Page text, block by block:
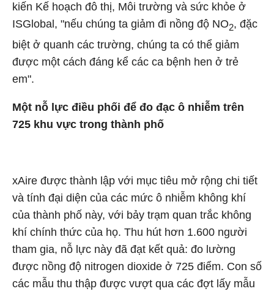
kiến Kế hoạch đô thị, Môi trường và sức khỏe ở
ISGlobal, "nếu chúng ta giảm đi nồng độ NO2, đặc
biệt ở quanh các trường, chúng ta có thể giảm
được một cách đáng kể các ca bệnh hen ở trẻ
em".
Một nỗ lực điều phối để đo đạc ô nhiễm trên
725 khu vực trong thành phố
xAire được thành lập với mục tiêu mở rộng chi tiết
và tính đại diện của các mức ô nhiễm không khí
của thành phố này, với bảy trạm quan trắc không
khí chính thức của họ. Thu hút hơn 1.600 người
tham gia, nỗ lực này đã đạt kết quả: đo lường
được nồng độ nitrogen dioxide ở 725 điểm. Con số
các mẫu thu thập được vượt qua các đợt lấy mẫu